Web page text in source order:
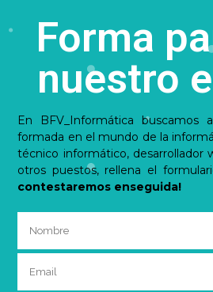
Forma
nuestro
En BFV_Informática buscamos
formada en el mundo de la
técnico informático, desarrollador
otros puestos, rellena el
contestaremos enseguida!